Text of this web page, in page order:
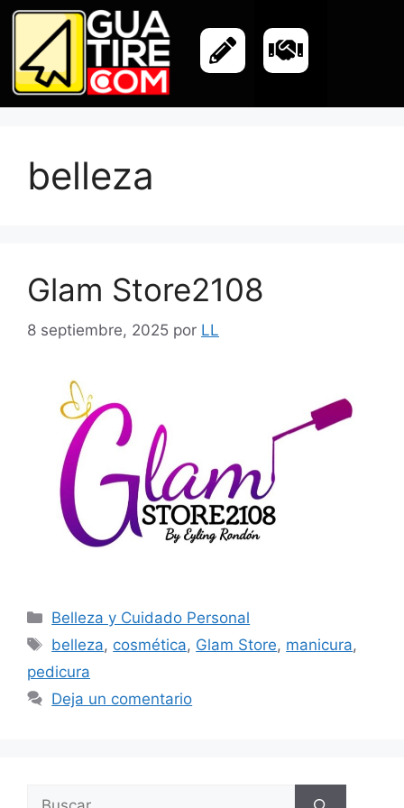
belleza
Glam Store2108
8 septiembre, 2025 por LL
Belleza y Cuidado Personal
belleza, cosmética, Glam Store, manicura,
pedicura
Deja un comentario